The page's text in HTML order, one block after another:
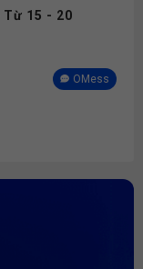
Từ 15 - 20
OMess